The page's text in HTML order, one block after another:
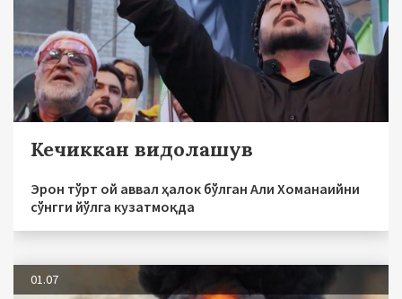
Кечиккан видолашув
Эрон тўрт ой аввал ҳалок бўлган Али Хоманаийни
сўнгги йўлга кузатмоқда
01.07